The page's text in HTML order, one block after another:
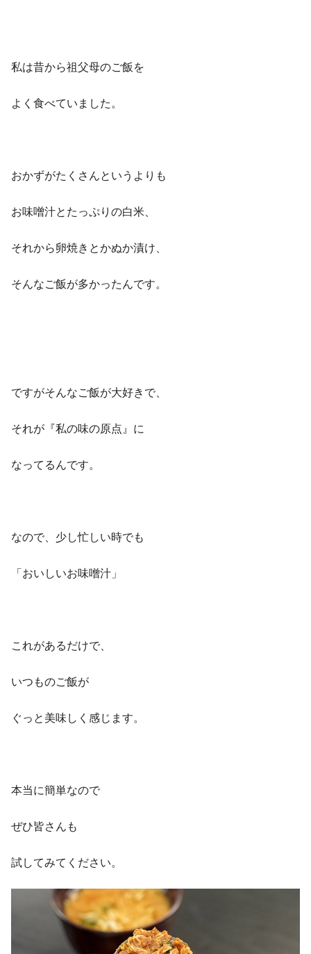
私は昔から祖父母のご飯 を
よく食べていました。
おかずがたくさんというよりも
お味噌汁とたっぷりの白米、
それから卵焼きとかぬか漬け、
そんなご飯が多かったんです。
ですがそんなご飯が大好きで、
それが 『私の味の原点』 に
なってるんです。
なので、少し忙しい時でも
「おいしいお味噌汁」
これがあるだけで、
いつものご飯が
ぐっと美味しく感じます。
本当に簡単なので
ぜひ皆さんも
試してみてください。